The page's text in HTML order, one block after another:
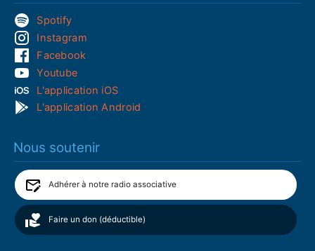
Spotify
Instagram
Facebook
Youtube
L'application iOS
L'application Android
Nous soutenir
Adhérer à notre radio associative
Faire un don (déductible)